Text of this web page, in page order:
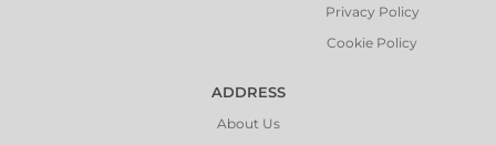
Privacy Policy
Cookie Policy
ADDRESS
About Us